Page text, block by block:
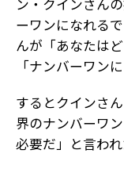
ーワンになれる
んが「あなたは
「ナンバーワン
するとクインさ
界のナンバーワ
必要だ」と言われ